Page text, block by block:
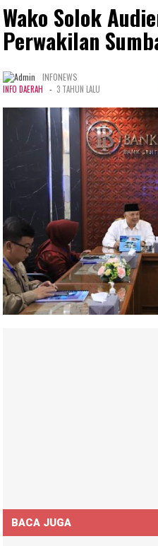
Wako Solok
Perwakilan
INFONEWS
INFO DAERAH - 3 TAHUN LALU
BACA JUGA